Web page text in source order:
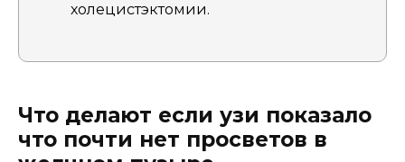
холецистэктомии.
Что делают если узи показало
что почти нет просветов в